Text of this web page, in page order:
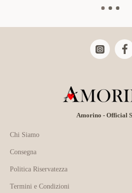
Amorino - Official
Chi Siamo
Consegna
Politica Riservatezza
Termini e Condizioni